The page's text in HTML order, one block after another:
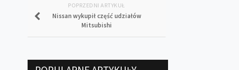
POPRZEDNI ARTYKUŁ
Nissan wykupił część udziałów
Mitsubishi